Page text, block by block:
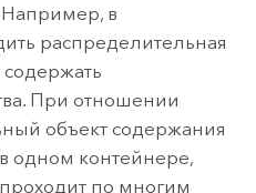
в
распределительная
При отношении
объект содержания
одном контейнере,
по многим